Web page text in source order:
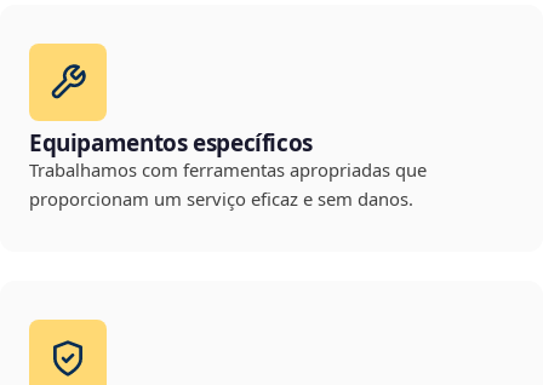
Equipamentos específicos
Trabalhamos com ferramentas apropriadas que
proporcionam um serviço eficaz e sem danos.